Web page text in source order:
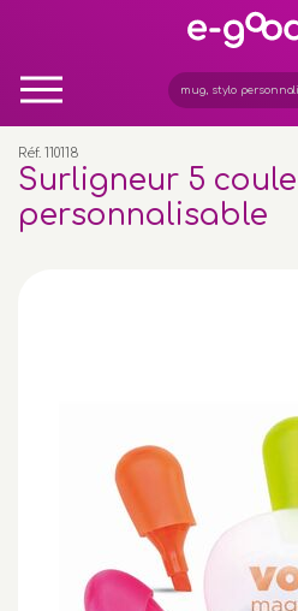
Réf. 110118
Surligneur 5
personnalisable